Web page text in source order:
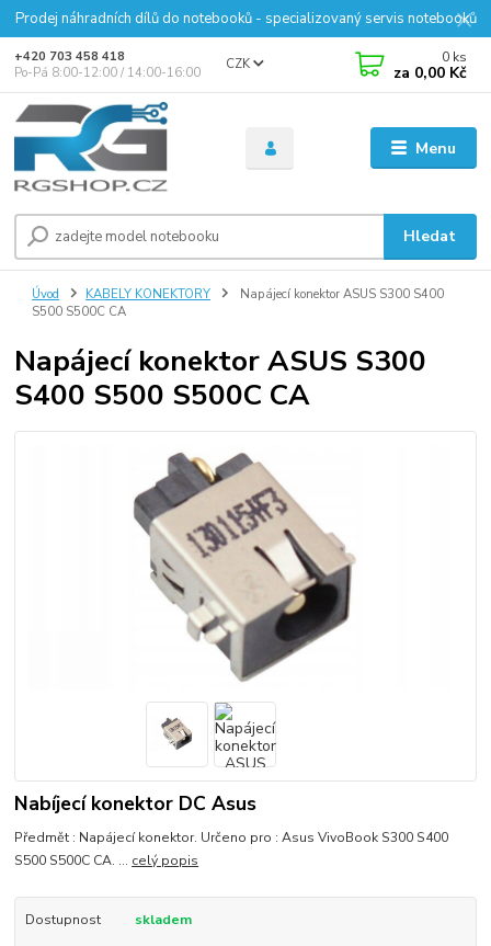
Prodej náhradních dílů do notebooků - specializovaný servis notebooků
Menu
CZK
Hledat
+420 703 458 418
Po-Pá 8:00-12:00 / 14:00-16:00
0 ks
za 0,00 Kč
Úvod KABELY KONEKTORY
Napájecí konektor ASUS S300 S400
S500 S500C CA
Napájecí konektor ASUS S300
S400 S500 S500C CA
Nabíjecí konektor DC Asus
Předmět : Napájecí konektor. Určeno pro : Asus VivoBook S300 S400
S500 S500C CA. ... celý popis
Dostupnost skladem